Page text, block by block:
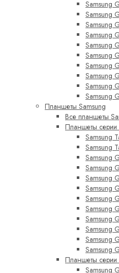
Samsung
Samsung
Samsung
Samsung
Samsung
Samsung
Samsung
Samsung
Samsung
Samsung
Планшеты Samsung
Все планшеты
Планшеты серии
Samsung
Samsung
Samsung
Samsung
Samsung
Samsung
Samsung
Samsung
Samsung
Samsung
Samsung
Samsung
Планшеты серии
Samsung